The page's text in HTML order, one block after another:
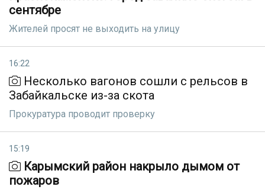
сентябре
Жителей просят не выходить на улицу
16:22
Несколько вагонов сошли с рельсов в
Забайкальске из-за скота
Прокуратура проводит проверку
15:19
Карымский район накрыло дымом от
пожаров